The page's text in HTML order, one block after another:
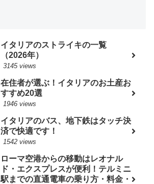
イタリアのストライキの一覧
（2026年）
3145 views
在住者が選ぶ！イタリアのお土産お
すすめ20選
1946 views
イタリアのバス、地下鉄はタッチ決
済で快適です！
1542 views
ローマ空港からの移動はレオナル
ド・エクスプレスが便利！テルミニ
駅までの直通電車の乗り方・料金・